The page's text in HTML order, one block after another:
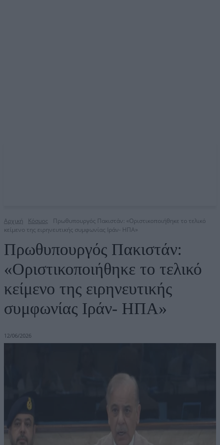
Αρχική Κόσμος
Πρωθυπουργός Πακιστάν: «Οριστικοποιήθηκε το τελικό
κείμενο της ειρηνευτικής συμφωνίας Ιράν- ΗΠΑ»
Πρωθυπουργός Πακιστάν:
«Οριστικοποιήθηκε το τελικό
κείμενο της ειρηνευτικής
συμφωνίας Ιράν- ΗΠΑ»
12/06/2026